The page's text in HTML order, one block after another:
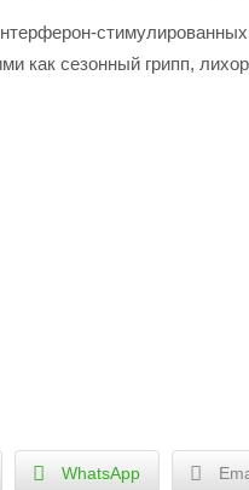
как сезонный грипп,
WhatsApp